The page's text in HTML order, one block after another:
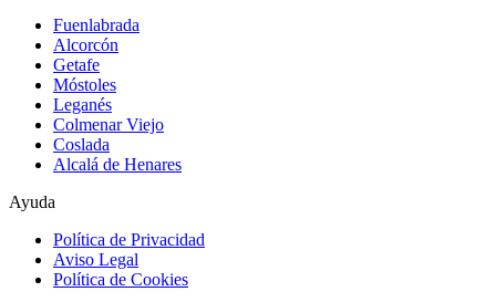
Fuenlabrada
Alcorcón
Getafe
Móstoles
Leganés
Colmenar Viejo
Coslada
Alcalá de Henares
Ayuda
Política de Privacidad
Aviso Legal
Política de Cookies